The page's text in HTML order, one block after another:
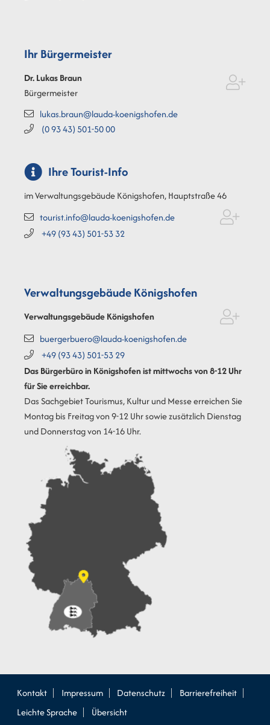
Ihr Bürgermeister
Dr. LukasBraun
Bürgermeister
lukas.braun@lauda-koenigshofen.de
(09343) 501-5000
Ihre Tourist-Info
im Verwaltungsgebäude Königshofen, Hauptstraße 46
tourist.info@lauda-koenigshofen.de
+49 (9343) 501-5332
Verwaltungsgebäude Königshofen
Verwaltungsgebäude Königshofen
buergerbuero@lauda-koenigshofen.de
+49 (9343) 501-5329
Das Bürgerbüro in Königshofen ist mittwochs von 8-12 Uhr
für Sie erreichbar.
Das Sachgebiet Tourismus, Kultur und Messe erreichen Sie
Montag bis Freitag von 9-12 Uhr sowie zusätzlich Dienstag
und Donnerstag von 14-16 Uhr.
Kontakt Impressum Datenschutz
Barrierefreiheit
Leichte Sprache
Übersicht